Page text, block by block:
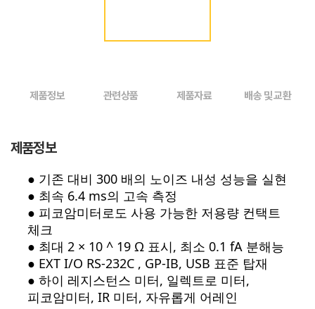
제품정보 관련상품 제품자료 배송 및 교환
제품정보
● 기존 대비 300 배의 노이즈 내성 성능을 실현
● 최속 6.4 ms의 고속 측정
● 피코암미터로도 사용 가능한 저용량 컨택트
체크
● 최대 2 × 10 ^ 19 Ω 표시, 최소 0.1 fA 분해능
● EXT I/O RS-232C , GP-IB, USB 표준 탑재
● 하이 레지스턴스 미터, 일렉트로 미터,
피코암미터, IR 미터, 자유롭게 어레인